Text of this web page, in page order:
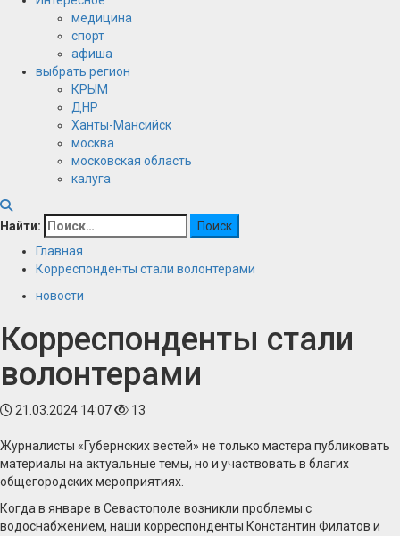
медицина
спорт
афиша
выбрать регион
КРЫМ
ДНР
Ханты-Мансийск
москва
московская область
калуга
Найти:
Главная
Корреспонденты стали волонтерами
новости
Корреспонденты стали
волонтерами
21.03.2024 14:07 13
Журналисты «Губернских вестей» не только мастера публиковать
материалы на актуальные темы, но и участвовать в благих
общегородских мероприятиях.
Когда в январе в Севастополе возникли проблемы с
водоснабжением, наши корреспонденты Константин Филатов и